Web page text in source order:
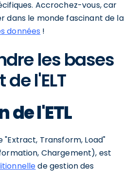
Accrochez-vous, car
dans le monde fascinant de la
données !
les bases
de l'ELT
de l'ETL
"Extract, Transform, Load"
Chargement), est
de gestion des